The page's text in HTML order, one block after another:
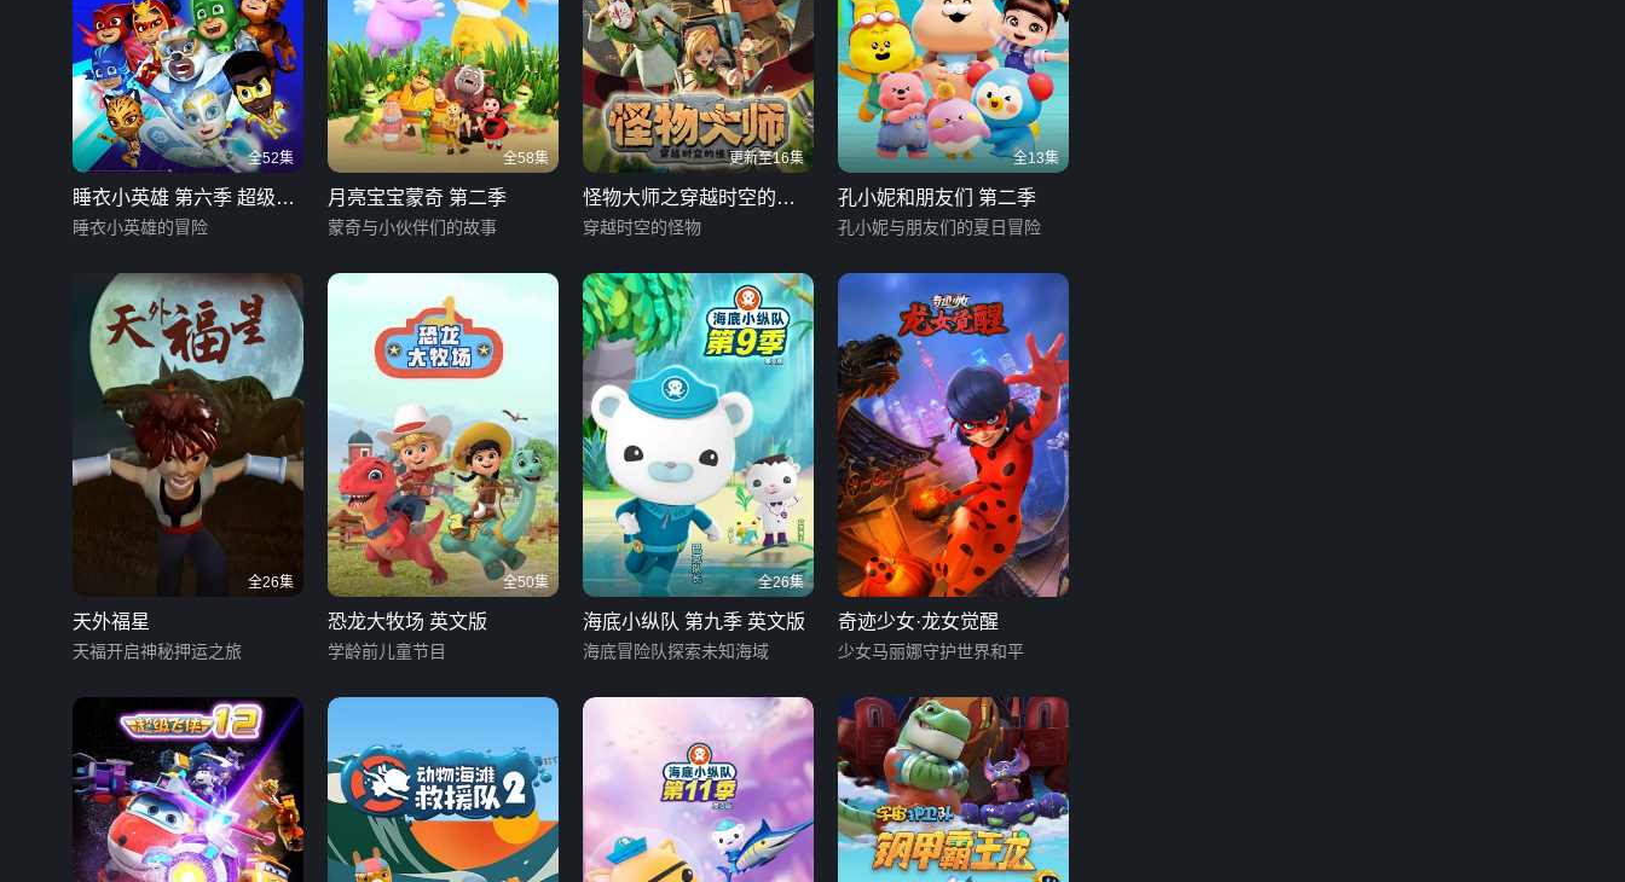
全52集
睡衣小英雄 第六季 超级联
盟 英文版
睡衣小英雄的冒险
全58集
月亮宝宝蒙奇 第二季
蒙奇与小伙伴们的故事
更新至16集
怪物大师之穿越时空的怪
物
穿越时空的怪物
全13集
孔小妮和朋友们 第二季
孔小妮与朋友们的夏日冒险
全26集
天外福星
天福开启神秘押运之旅
全50集
恐龙大牧场 英文版
学龄前儿童节目
全26集
海底小纵队 第九季 英文版
海底冒险队探索未知海域
奇迹少女·龙女觉醒
少女马丽娜守护世界和平